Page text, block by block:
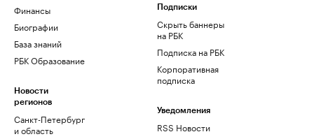
Финансы
Биографии
База знаний
РБК Образование
Новости
регионов
Санкт-Петербург
и область
Подписки
Скрыть баннеры
на РБК
Подписка на РБК
Корпоративная
подписка
Уведомления
RSS Новости